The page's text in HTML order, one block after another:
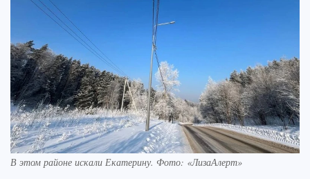
В этом районе искали Екатерину. Фото: «ЛизаАлерт»